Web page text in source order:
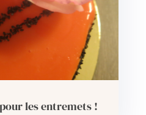
les entremets !